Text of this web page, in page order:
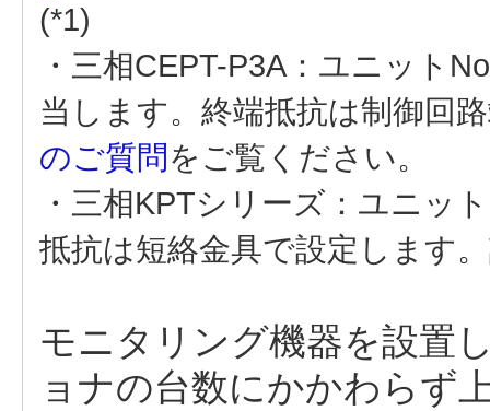
(*1)
・三相CEPT-P3A：ユニット
当します。終端抵抗は制御回
のご質問 をご覧ください。
・三相KPTシリーズ：ユニッ
抵抗は短絡金具で設定します
モニタリング機器を設置
ョナの台数にかかわらず